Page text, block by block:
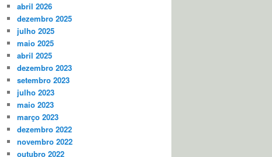
abril 2026
dezembro 2025
julho 2025
maio 2025
abril 2025
dezembro 2023
setembro 2023
julho 2023
maio 2023
março 2023
dezembro 2022
novembro 2022
outubro 2022